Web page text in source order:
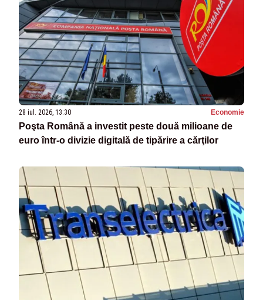
28 iul. 2026, 13:30 Economie
Poşta Română a investit peste două milioane de
euro într-o divizie digitală de tipărire a cărţilor